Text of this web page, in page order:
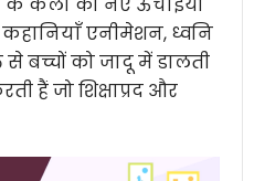
एनीमेशन, ध्वनि
से बच्चों को जादू में डालती
हैं जो शिक्षाप्रद और